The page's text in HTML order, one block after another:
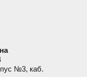
№3, каб.